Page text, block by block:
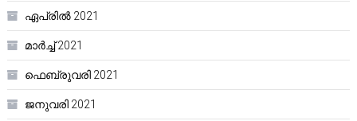
ഏപ്രിൽ 2021
മാർച്ച്‌ 2021
ഫെബ്രുവരി 2021
ജനുവരി 2021